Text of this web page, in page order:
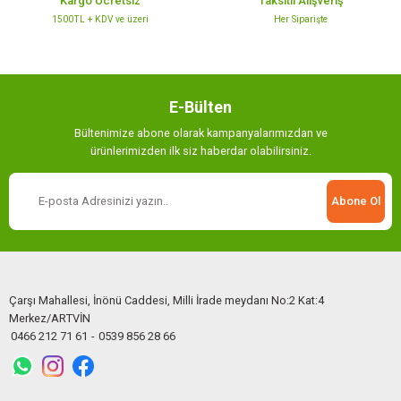
1500TL + KDV ve üzeri Her Siparişte
E-Bülten
Bültenimize abone olarak kampanyalarımızdan ve
ürünlerimizden ilk siz haberdar olabilirsiniz.
Abone Ol
Çarşı Mahallesi, İnönü Caddesi, Milli İrade meydanı No:2 Kat:4
Merkez/ARTVİN
0466 212 71 61 - 0539 856 28 66